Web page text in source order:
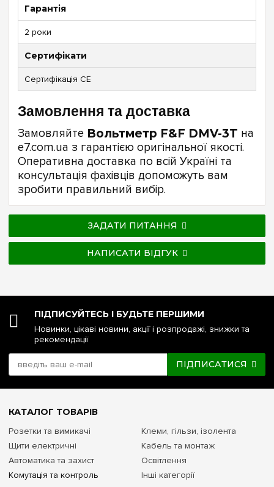
Гарантія
2 роки
Сертифікати
Сертифікація CE
Замовлення та доставка
Замовляйте Вольтметр F&F DMV-3T на
e7.com.ua з гарантією оригінальної якості.
Оперативна доставка по всій Україні та
консультація фахівців допоможуть вам
зробити правильний вибір.
ЗАДАТИ ПИТАННЯ
НАПИСАТИ ВІДГУК
ПІДПИСУЙТЕСЬ І БУДЬТЕ ПЕРШИМИ
Новинки, цікаві новини, акції і розпродажі, знижки та
рекомендації
ПІДПИСАТИСЯ
КАТАЛОГ ТОВАРІВ
Розетки та вимикачі
Щити електричні
Автоматика та захист
Комутація та контроль
Клеми, гільзи, ізолента
Кабель та монтаж
Освітлення
Інші категорії